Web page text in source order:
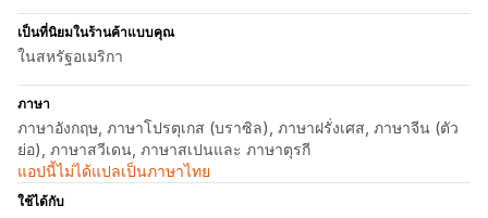
เป็นที่นิยมในร้านค้าแบบคุณ
ในสหรัฐอเมริกา
ภาษา
ภาษาอังกฤษ, ภาษาโปรตุเกส (บราซิล), ภาษาฝรั่งเศส, ภาษาจีน (ตัว
ย่อ), ภาษาสวีเดน, ภาษาสเปนและ ภาษาตุรกี
แอปนี้ไม่ได้แปลเป็นภาษาไทย
ใช้ได้กับ